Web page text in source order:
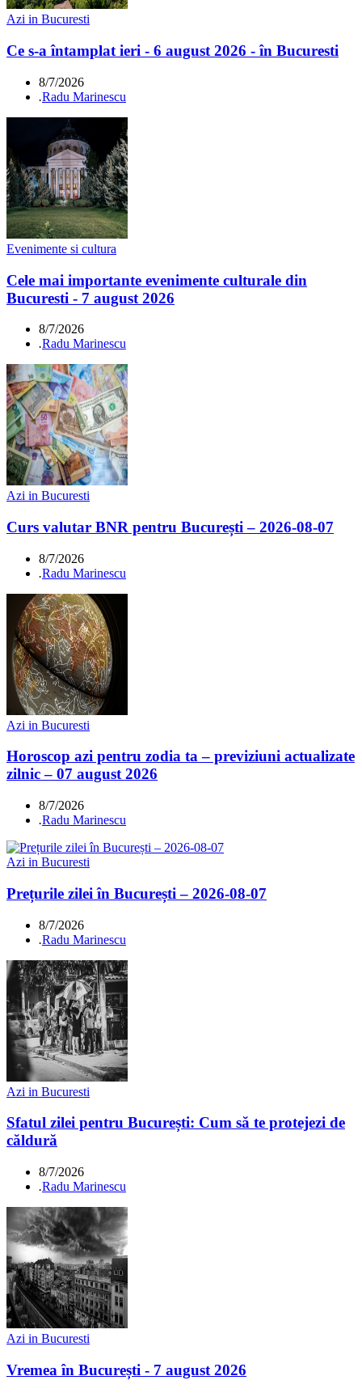
Azi in Bucuresti
Ce s-a întamplat ieri - 6 august 2026 - în Bucuresti
8/7/2026
.Radu Marinescu
Evenimente si cultura
Cele mai importante evenimente culturale din
Bucuresti - 7 august 2026
8/7/2026
.Radu Marinescu
Azi in Bucuresti
Curs valutar BNR pentru București – 2026-08-07
8/7/2026
.Radu Marinescu
Azi in Bucuresti
Horoscop azi pentru zodia ta – previziuni actualizate
zilnic – 07 august 2026
8/7/2026
.Radu Marinescu
Azi in Bucuresti
Prețurile zilei în București – 2026-08-07
8/7/2026
.Radu Marinescu
Azi in Bucuresti
Sfatul zilei pentru București: Cum să te protejezi de
căldură
8/7/2026
.Radu Marinescu
Azi in Bucuresti
Vremea în București - 7 august 2026